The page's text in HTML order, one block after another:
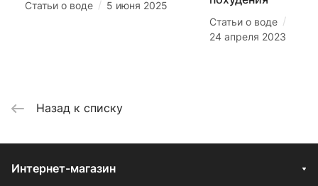
Статьи о воде / 5 июня 2025
Статьи о воде /
24 апреля 2023
Назад к списку
Интернет-магазин